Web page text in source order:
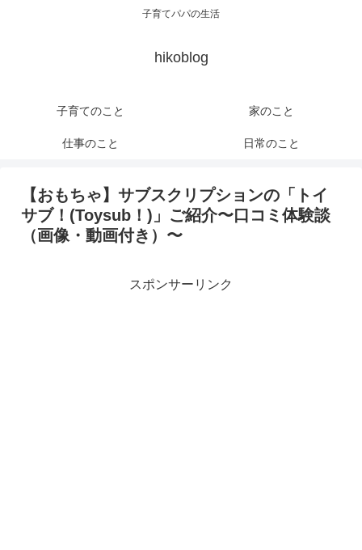
子育てパパの生活
hikoblog
子育てのこと 家のこと
仕事のこと 日常のこと
【おもちゃ】サブスクリプションの「トイ
サブ！(Toysub！)」ご紹介〜口コミ体験談
（画像・動画付き）〜
スポンサーリンク